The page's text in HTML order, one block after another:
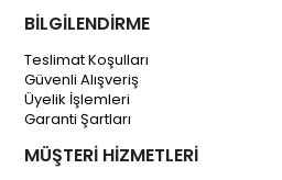
BİLGİLENDİRME
Teslimat Koşulları
Güvenli Alışveriş
Üyelik İşlemleri
Garanti Şartları
MÜŞTERİ HİZMETLERİ